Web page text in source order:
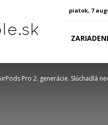
piatok, 7
Pro 2. generácie. Slúchadlá